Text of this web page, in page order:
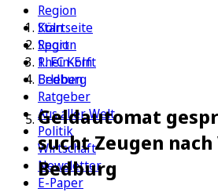
Region
Köln
Sport
1. FC Köln
Erleben
Ratgeber
Aus aller Welt
Politik
Wirtschaft
Newsletter
E-Paper
Startseite
Region
Rhein-Erft
Bedburg
Geldautomat
sucht Zeugen
Bedburg